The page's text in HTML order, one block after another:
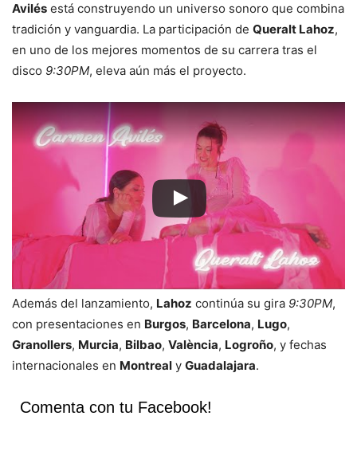
Avilés está construyendo un universo sonoro que combina
tradición y vanguardia. La participación de Queralt Lahoz,
en uno de los mejores momentos de su carrera tras el
disco 9:30PM, eleva aún más el proyecto.
Además del lanzamiento, Lahoz continúa su gira 9:30PM,
con presentaciones en Burgos, Barcelona, Lugo,
Granollers, Murcia, Bilbao, València, Logroño, y fechas
internacionales en Montreal y Guadalajara.
Comenta con tu Facebook!